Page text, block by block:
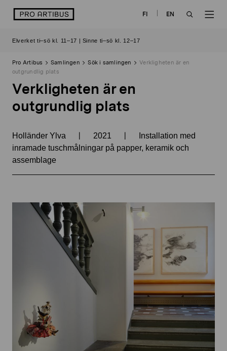
logo FI
EN
Elverket ti–sö kl. 11–17 | Sinne ti–sö kl. 12–17
Pro Artibus Samlingen Sök i samlingen
Verkligheten är en
outgrundlig plats
Verkligheten är en
outgrundlig plats
Holländer Ylva | 2021 |
Installation med
inramade tuschmålningar på papper, keramik och
assemblage